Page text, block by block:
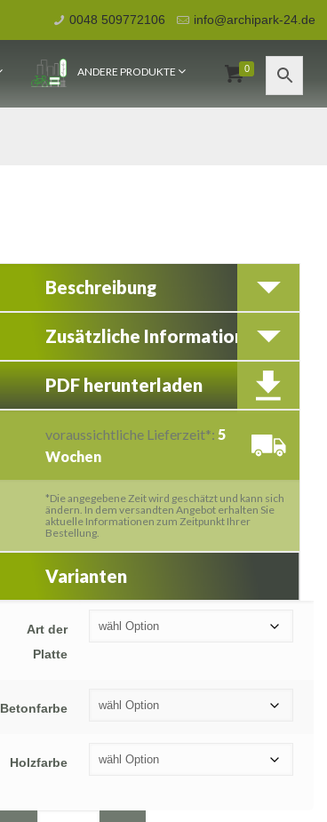
0048 509772106 info@archipark-24.de
ANDERE PRODUKTE 0
Beschreibung
Zusätzliche Information
PDF herunterladen
voraussichtliche Lieferzeit*: 5
Wochen
*Die angegebene Zeit wird geschätzt und kann sich
ändern. In dem versandten Angebot erhalten Sie
aktuelle Informationen zum Zeitpunkt Ihrer
Bestellung.
Varianten
Art der
Platte
Betonfarbe
Holzfarbe